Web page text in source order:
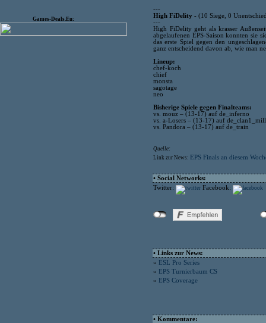
Games-Deals.Eu:
---
High FiDelity - (10 Siege, 0
---
High FiDelity geht als krasser
abgelaufenen EPS-Saison konnten sie
das erste Spiel gegen den
ganz entscheidend davon ab, wie man
Lineup:
chef-koch
chief
monsta
sagotage
neo
Bisherige Spiele gegen Finalteams:
vs. mouz – (13-17) auf de_inferno
vs. a-Losers – (13-17) auf de_clan1_mill
vs. Pandora – (13-17) auf de_train
Quelle:
Link zur News: EPS Finals an diesem
• Social Networks:
Twitter:
Facebook:
• Links zur News:
» ESL Pro Series
» EPS Turnierbaum CS
» EPS Coverage
• Kommentare: